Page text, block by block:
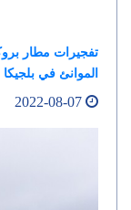
تفجيرات مطار
الموانئ في